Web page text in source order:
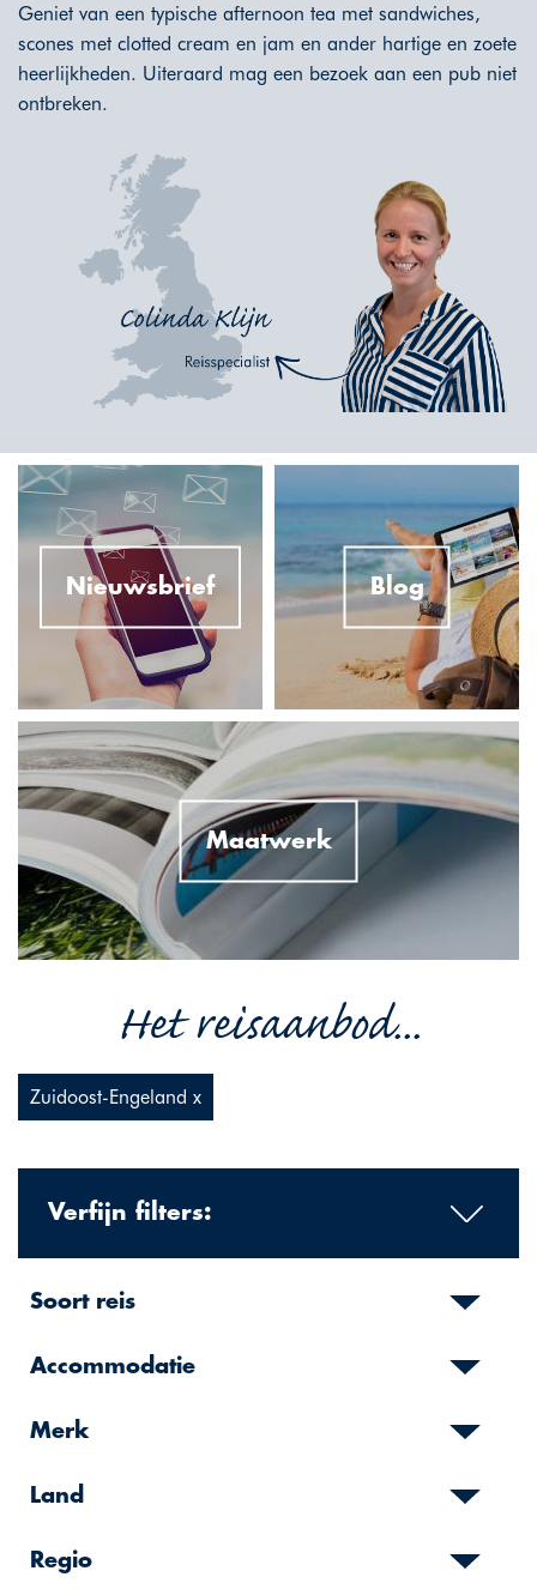
Geniet van een typische afternoon tea met sandwiches,
scones met clotted cream en jam en ander hartige en zoete
heerlijkheden. Uiteraard mag een bezoek aan een pub niet
ontbreken.
Nieuwsbrief Blog
Maatwerk
Het reisaanbod...
Zuidoost-Engeland x
Verfijn filters:
Soort reis
Accommodatie
Merk
Land
Regio